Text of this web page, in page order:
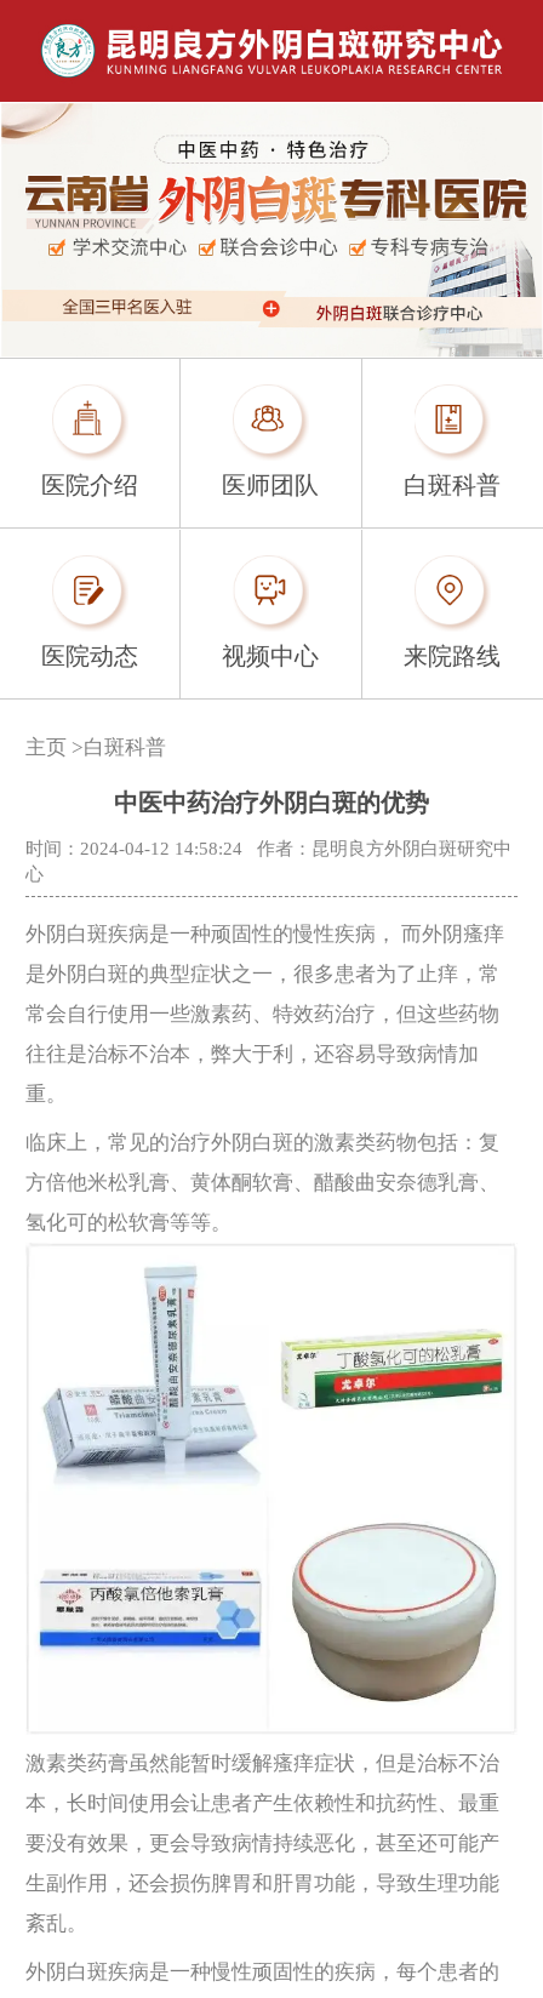
医院介绍 医师团队 白斑科普
医院动态 视频中心 来院路线
主页 >白斑科普
中医中药治疗外阴白斑的优势
时间：2024-04-12 14:58:24
作者：昆明良方外阴白斑研究中
心
外阴白斑疾病是一种顽固性的慢性疾病， 而外阴瘙痒
是外阴白斑的典型症状之一，很多患者为了止痒，常
常会自行使用一些激素药、特效药治疗，但这些药物
往往是治标不治本，弊大于利，还容易导致病情加
重。
临床上，常见的治疗外阴白斑的激素类药物包括：复
方倍他米松乳膏、黄体酮软膏、醋酸曲安奈德乳膏、
氢化可的松软膏等等。
激素类药膏虽然能暂时缓解瘙痒症状，但是治标不治
本，长时间使用会让患者产生依赖性和抗药性、最重
要没有效果，更会导致病情持续恶化，甚至还可能产
生副作用，还会损伤脾胃和肝胃功能，导致生理功能
紊乱。
外阴白斑疾病是一种慢性顽固性的疾病，每个患者的